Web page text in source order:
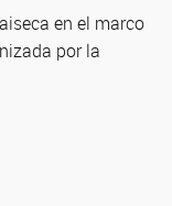
en el marco
por la